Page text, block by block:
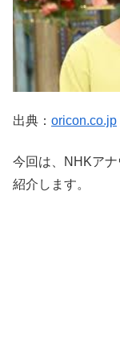
出典： oricon.co.jp
今回は、NHKア
紹介します。